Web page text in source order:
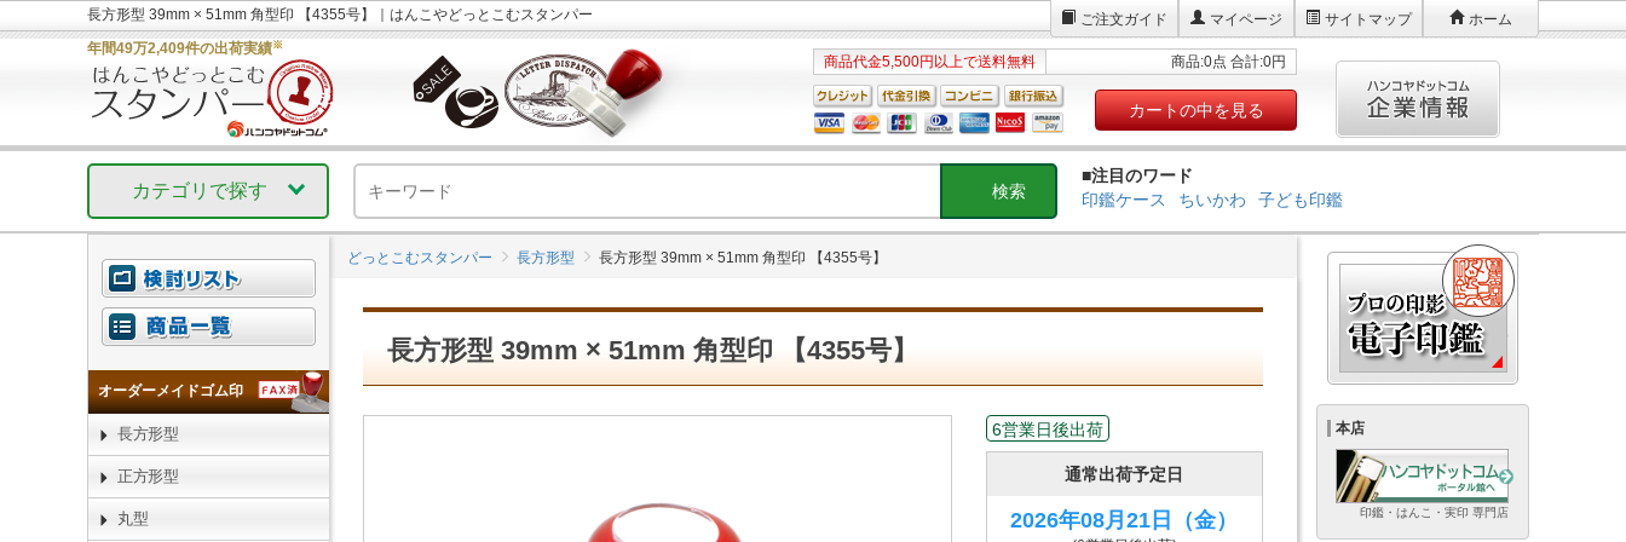
長方形型 39mm × 51mm 角型印 【4355号】｜はんこやどっとこむスタンパー ご注文ガイド マイページ サイトマップ
ホーム
年間49万2,409件の出荷実績※
商品代金5,500円以上で送料無料 商品:0点 合計:0円
カートの中を見る
カテゴリで探す
■注目のワード
印鑑ケース
ちいかわ 子ども印鑑
どっとこむスタンパー 長方形型 長方形型 39mm × 51mm 角型印 【4355号】
長方形型 39mm × 51mm 角型印 【4355号】
6営業日後出荷
通常出荷予定日
2026年08月21日 （金）
オーダーメイドゴム印
長方形型
正方形型
丸型
本店
印鑑・はんこ・実印 専門店